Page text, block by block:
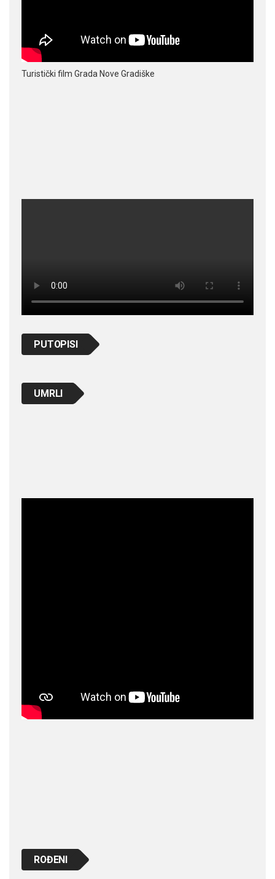
Turistički film Grada Nove Gradiške
PUTOPISI
UMRLI
ROĐENI